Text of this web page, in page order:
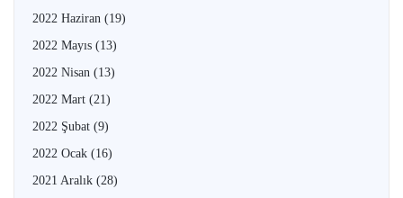
2022 Haziran (19)
2022 Mayıs (13)
2022 Nisan (13)
2022 Mart (21)
2022 Şubat (9)
2022 Ocak (16)
2021 Aralık (28)